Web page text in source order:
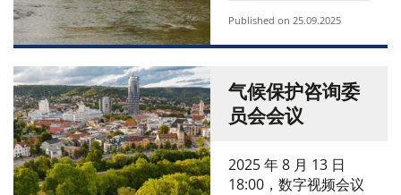
Published on 25.09.2025
气候保护咨询委
员会会议
2025 年 8 月 13 日
18:00，数字视频会议